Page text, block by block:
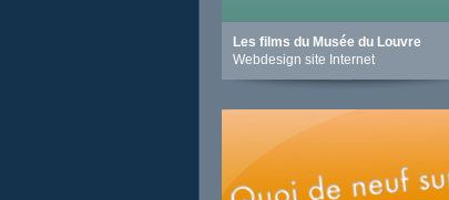
Les films du Musée du Louvre
Webdesign site Internet